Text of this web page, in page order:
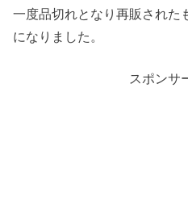
一度品切れとなり再販された
になりました。
スポンサ